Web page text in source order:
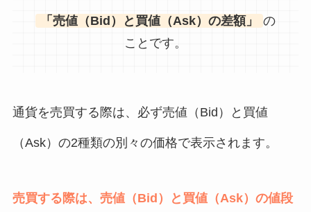
「売値（Bid）と買値（Ask）の差額」
の
ことです。
通貨を売買する際は、必ず売値（Bid）と買値
（Ask）の2種類の別々の価格で表示されます。
売買する際は、売値（Bid）と買値（Ask）の値段